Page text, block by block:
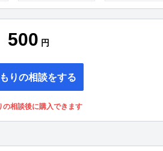
500 円
りの相談をする
の相談後に購入できます